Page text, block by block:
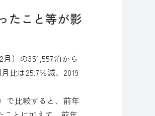
たこと等が影
）の351,557泊から
比は25.7％減、2019
で比較すると、前年